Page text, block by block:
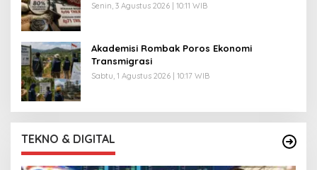
Senin, 3 Agustus 2026 | 10:11 WIB
Akademisi Rombak Poros Ekonomi
Transmigrasi
Sabtu, 1 Agustus 2026 | 10:17 WIB
TEKNO & DIGITAL